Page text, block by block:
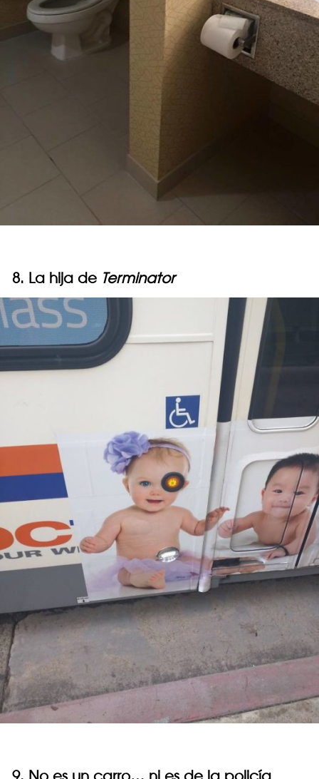
8. La hija de Terminator